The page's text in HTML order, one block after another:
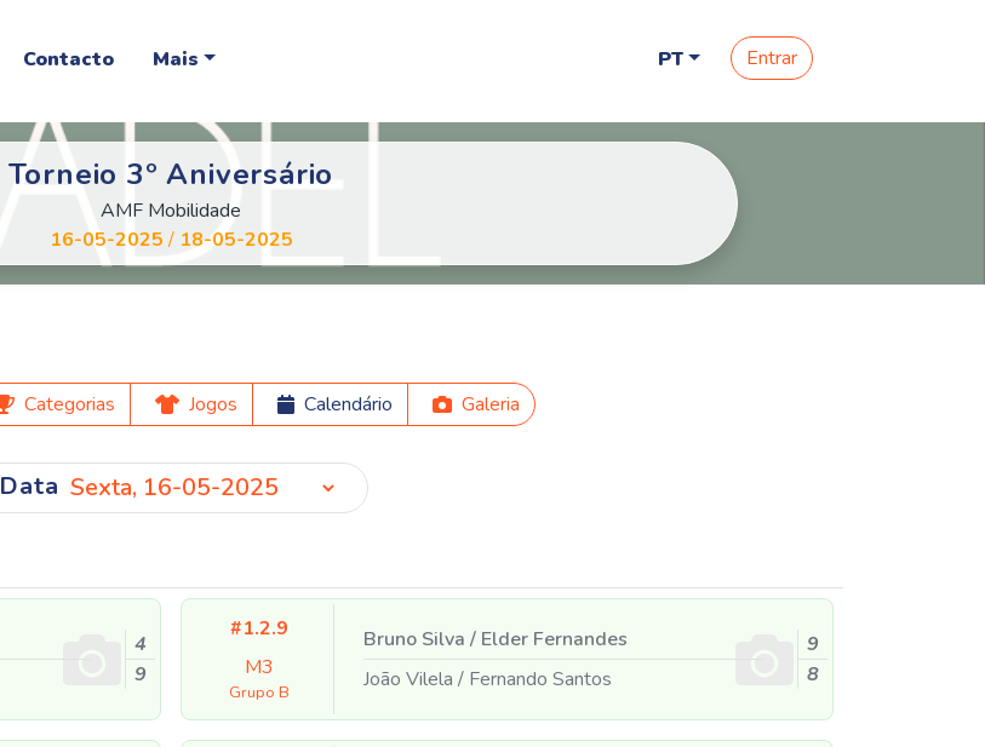
Contacto Mais PT Entrar
Torneio 3º Aniversário
AMF Mobilidade
16-05-2025/ 18-05-2025
Categorias Jogos Calendário Galeria
Data
4
9
#1.2.9
M3
Grupo B
Bruno Silva /Elder Fernandes
João Vilela /Fernando Santos
9
8